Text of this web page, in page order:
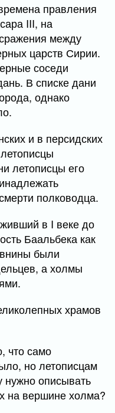
правления
III, на
между
царств Сирии.
соседи
В списке дани
однако
и в персидских
летописцы его
полководца.
в I веке до
Баальбека как
были
а холмы
храмов
что само
но летописцам
нужно описывать
на вершине холма?